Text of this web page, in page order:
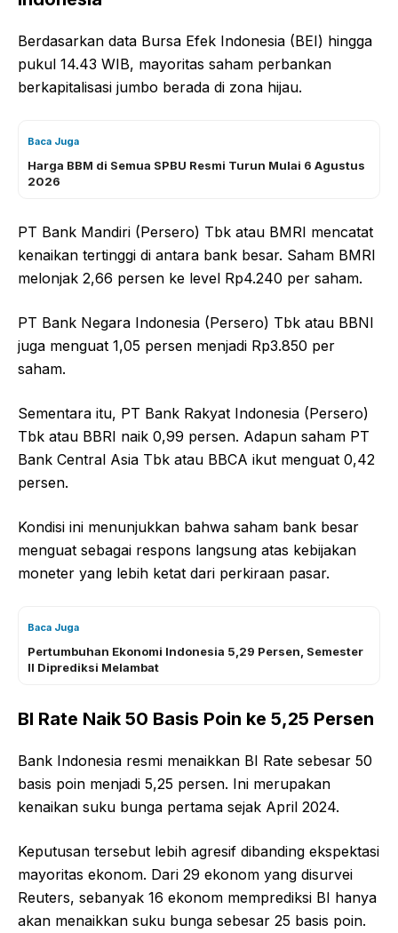
Berdasarkan data Bursa Efek Indonesia (BEI) hingga
pukul 14.43 WIB, mayoritas saham perbankan
berkapitalisasi jumbo berada di zona hijau.
Baca Juga
Harga BBM di Semua SPBU Resmi Turun Mulai 6 Agustus
2026
PT Bank Mandiri (Persero) Tbk atau BMRI mencatat
kenaikan tertinggi di antara bank besar. Saham BMRI
melonjak 2,66 persen ke level Rp4.240 per saham.
PT Bank Negara Indonesia (Persero) Tbk atau BBNI
juga menguat 1,05 persen menjadi Rp3.850 per
saham.
Sementara itu, PT Bank Rakyat Indonesia (Persero)
Tbk atau BBRI naik 0,99 persen. Adapun saham PT
Bank Central Asia Tbk atau BBCA ikut menguat 0,42
persen.
Kondisi ini menunjukkan bahwa saham bank besar
menguat sebagai respons langsung atas kebijakan
moneter yang lebih ketat dari perkiraan pasar.
Baca Juga
Pertumbuhan Ekonomi Indonesia 5,29 Persen, Semester
II Diprediksi Melambat
BI Rate Naik 50 Basis Poin ke 5,25 Persen
Bank Indonesia resmi menaikkan BI Rate sebesar 50
basis poin menjadi 5,25 persen. Ini merupakan
kenaikan suku bunga pertama sejak April 2024.
Keputusan tersebut lebih agresif dibanding ekspektasi
mayoritas ekonom. Dari 29 ekonom yang disurvei
Reuters, sebanyak 16 ekonom memprediksi BI hanya
akan menaikkan suku bunga sebesar 25 basis poin.